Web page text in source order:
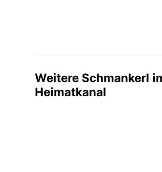
Weitere Schmankerl
Heimatkanal